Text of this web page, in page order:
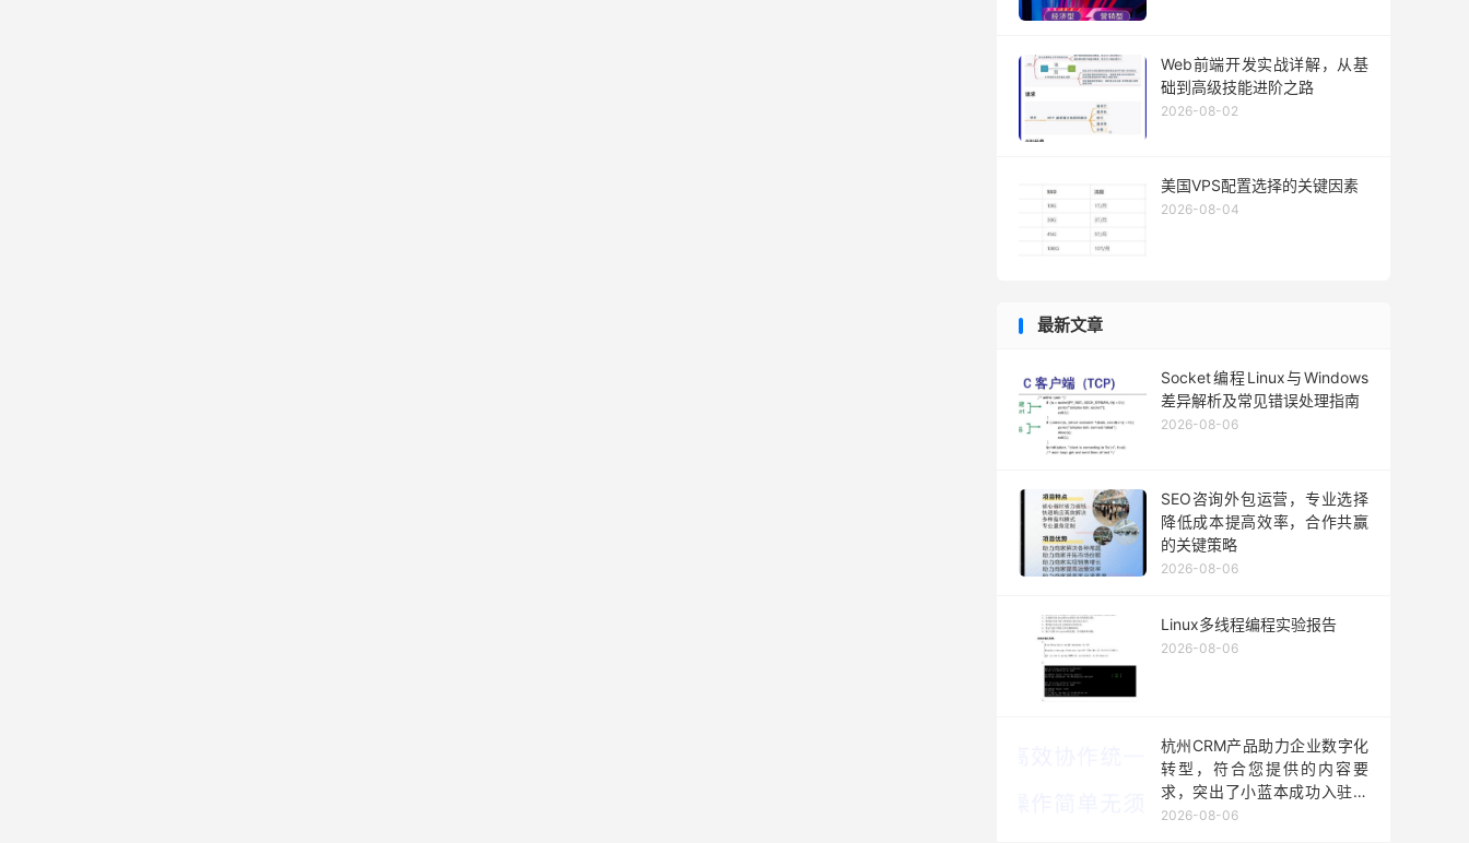
Web前端开发实战详解，从基
础到高级技能进阶之路
2026-08-02
美国VPS配置选择的关键因素
2026-08-04
最新文章
Socket编程Linux与Windows
差异解析及常见错误处理指南
2026-08-06
SEO咨询外包运营，专业选择
降低成本提高效率，合作共赢
的关键策略
2026-08-06
Linux多线程编程实验报告
2026-08-06
杭州CRM产品助力企业数字化
转型，符合您提供的内容要
求，突出了小蓝本成功入驻杭
州国际数字交易中心并为企业
2026-08-06